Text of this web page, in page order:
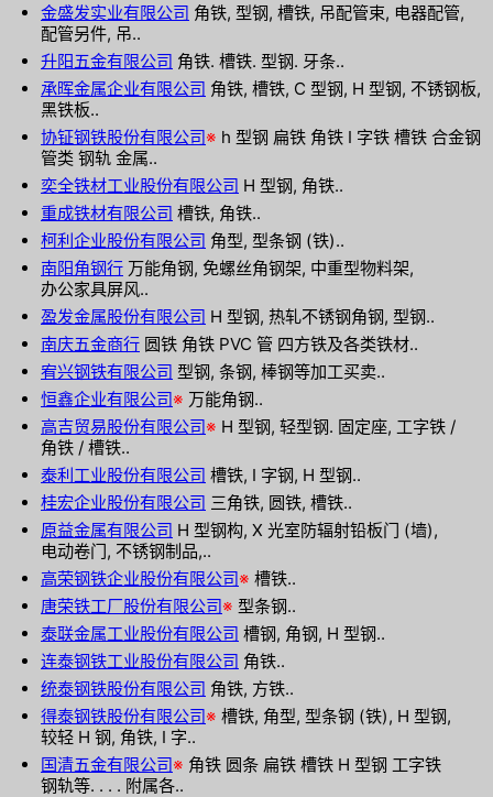
金盛发实业有限公司 角铁, 型钢, 槽铁, 吊配管束, 电器配管,
配管另件, 吊..
升阳五金有限公司 角铁. 槽铁. 型钢. 牙条..
承晖金属企业有限公司 角铁, 槽铁, C 型钢, H 型钢, 不锈钢板,
黑铁板..
协钲钢铁股份有限公司※ h 型钢 扁铁 角铁 I 字铁 槽铁 合金钢
管类 钢轨 金属..
奕全铁材工业股份有限公司 H 型钢, 角铁..
重成铁材有限公司 槽铁, 角铁..
柯利企业股份有限公司 角型, 型条钢 (铁)..
南阳角钢行 万能角钢, 免螺丝角钢架, 中重型物料架,
办公家具屏风..
盈发金属股份有限公司 H 型钢, 热轧不锈钢角钢, 型钢..
南庆五金商行 圆铁 角铁 PVC 管 四方铁及各类铁材..
宥兴钢铁有限公司 型钢, 条钢, 棒钢等加工买卖..
恒鑫企业有限公司※ 万能角钢..
高吉贸易股份有限公司※ H 型钢, 轻型钢. 固定座, 工字铁 /
角铁 / 槽铁..
泰利工业股份有限公司 槽铁, I 字钢, H 型钢..
桂宏企业股份有限公司 三角铁, 圆铁, 槽铁..
原益金属有限公司 H 型钢构, X 光室防辐射铅板门 (墙),
电动卷门, 不锈钢制品,..
高荣钢铁企业股份有限公司※ 槽铁..
唐荣铁工厂股份有限公司※ 型条钢..
泰联金属工业股份有限公司 槽钢, 角钢, H 型钢..
连泰钢铁工业股份有限公司 角铁..
统泰钢铁股份有限公司 角铁, 方铁..
得泰钢铁股份有限公司※ 槽铁, 角型, 型条钢 (铁), H 型钢,
较轻 H 钢, 角铁, I 字..
国清五金有限公司※ 角铁 圆条 扁铁 槽铁 H 型钢 工字铁
钢轨等. . . . 附属各..